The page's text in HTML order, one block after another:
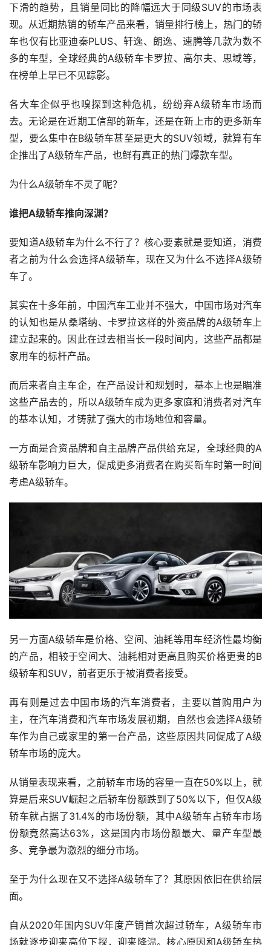
下滑的趋势，且销量同比的降幅远大于同级SUV的市场表
现。从近期热销的轿车产品来看，销量排行榜上，热门的轿
车也仅有比亚迪秦PLUS、轩逸、朗逸、速腾等几款为数不
多的车型，全球经典的A级轿车卡罗拉、高尔夫、思域等，
在榜单上早已不见踪影。
各大车企似乎也嗅探到这种危机，纷纷弃A级轿车市场而
去。无论是在近期工信部的新车，还是在新上市的更多新车
型，要么集中在B级轿车甚至是更大的SUV领域，就算有车
企推出了A级轿车产品，也鲜有真正的热门爆款车型。
为什么A级轿车不灵了呢？
谁把A级轿车推向深渊？
要知道A级轿车为什么不行了？核心要素就是要知道，消费
者之前为什么会选择A级轿车，现在又为什么不选择A级轿
车了。
其实在十多年前，中国汽车工业并不强大，中国市场对汽车
的认知也是从桑塔纳、卡罗拉这样的外资品牌的A级轿车上
建立起来的。因此在过去相当长一段时间内，这些产品都是
家用车的标杆产品。
而后来者自主车企，在产品设计和规划时，基本上也是瞄准
这些产品去的，所以A级轿车成为更多家庭和消费者对汽车
的基本认知，才铸就了强大的市场地位和容量。
一方面是合资品牌和自主品牌产品供给充足，全球经典的A
级轿车影响力巨大，促成更多消费者在购买新车时第一时间
考虑A级轿车。
另一方面A级轿车是价格、空间、油耗等用车经济性最均衡
的产品，相较于空间大、油耗相对更高且购买价格更贵的B
级轿车和SUV，前者更乐于被消费者接受。
再有则是过去中国市场的汽车消费者，主要以首购用户为
主，在汽车消费和汽车市场发展初期，自然也会选择A级轿
车作为自己或家里的第一台产品，这些原因共同促成了A级
轿车市场的庞大。
从销量表现来看，之前轿车市场的容量一直在50%以上，就
算是后来SUV崛起之后轿车份额跌到了50%以下，但仅A级
轿车就占据了31.4%的市场份额，其中A级轿车占轿车市场
份额竟然高达63%，这是国内市场份额最大、量产车型最
多、竞争最为激烈的细分市场。
至于为什么现在又不选择A级轿车了？其原因依旧在供给层
面。
自从2020年国内SUV年度产销首次超过轿车，A级轿车市
场就逐步迎来高位下探，迎来降温。核心原因和A级轿车热